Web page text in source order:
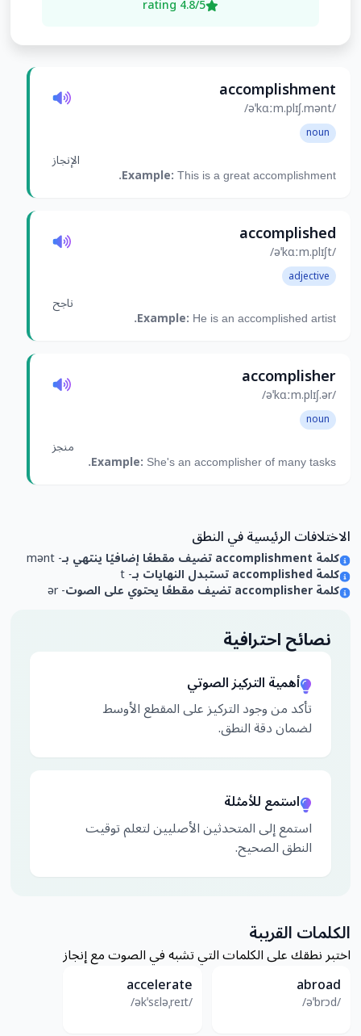
accomplishment
/əˈkɑːm.plɪʃ.mənt/
noun
الإنجاز
Example: This is a great accomplishment.
accomplished
/əˈkɑːm.plɪʃt/
adjective
ناجح
Example: He is an accomplished artist.
accomplisher
/əˈkɑːm.plɪʃ.ər/
noun
منجز
Example: She's an accomplisher of many tasks.
الاختلافات الرئيسية في النطق
كلمة accomplishment تضيف مقطعًا إضافيًا ينتهي بـ - mənt
كلمة accomplished تستبدل النهايات بـ - t
كلمة accomplisher تضيف مقطعًا يحتوي على الصوت - ər
نصائح احترافية
أهمية التركيز الصوتي
تأكد من وجود التركيز على المقطع الأوسط
لضمان دقة النطق.
استمع للأمثلة
استمع إلى المتحدثين الأصليين لتعلم توقيت
النطق الصحيح.
الكلمات القريبة
اختبر نطقك على الكلمات التي تشبه في الصوت مع إنجاز
abroad
/əˈbrɔd/
accelerate
/əkˈsɛləˌreɪt/
4.8/5 rating